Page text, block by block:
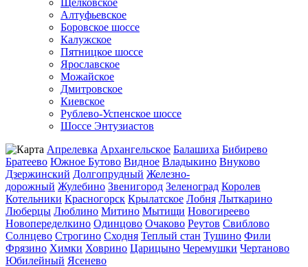
Алтуфьевское
Боровское шоссе
Калужское
Пятницкое шоссе
Ярославское
Можайское
Дмитровское
Киевское
Рублево-Успенское шоссе
Шоссе Энтузиастов
Апрелевка Архангельское Балашиха Бибирево
Братеево Южное Бутово Видное Владыкино Внуково
Дзержинский Долгопрудный Железно-
дорожный Жулебино Звенигород Зеленоград Королев
Котельники Красногорск Крылатское Лобня Лыткарино
Люберцы Люблино Митино Мытищи Новогиреево
Новопеределкино Одинцово Очаково Реутов Свиблово
Солнцево Строгино Сходня Теплый стан Тушино Фили
Фрязино Химки Ховрино Царицыно Черемушки Чертаново
Юбилейный Ясенево